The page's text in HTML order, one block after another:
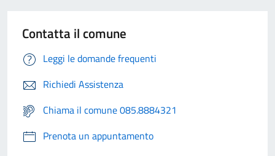
Contatta il comune
Leggi le domande frequenti
Richiedi Assistenza
Chiama il comune 085.8884321
Prenota un appuntamento